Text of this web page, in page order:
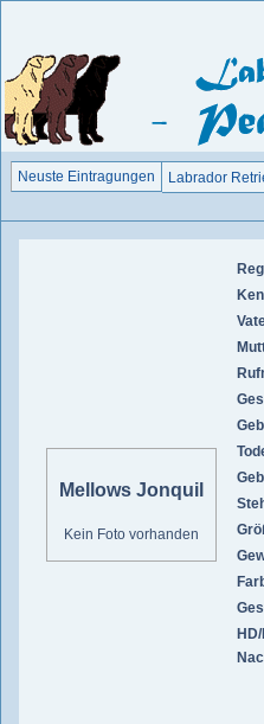
Neuste Eintragungen Labrador
Mellows Jonquil
Kein Foto vorhanden